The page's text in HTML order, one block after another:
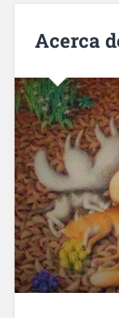
Acerca